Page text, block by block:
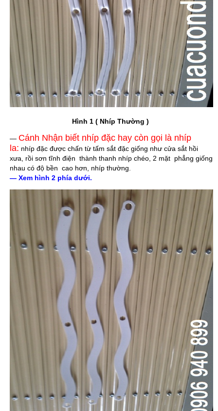
Hình 1 ( Nhíp Thường )
— Cánh Nhận biết nhíp đặc hay còn gọi là nhíp
la: nhíp đặc được chấn từ tấm sắt đặc giống như cửa sắt hồi
xưa, rồi sơn tĩnh điện thành thanh nhíp chéo, 2 mặt phẳng giống
nhau có độ bền cao hơn, nhíp thường.
— Xem hình 2 phía dưới.